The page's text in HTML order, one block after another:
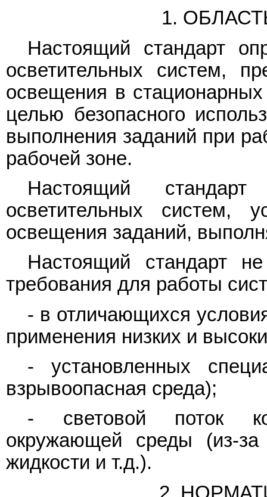
1.
Настоящий стандарт
осветительных систем,
освещения в
целью безопасного
выполнения заданий при
рабочей зоне.
Настоящий
осветительных систем,
освещения заданий,
Настоящий стандарт не
требования для работы
- в отличающихся
применения низких и
- установленных
взрывоопасная среда);
- световой поток
окружающей среды (из-
жидкости и т.д.).
2.